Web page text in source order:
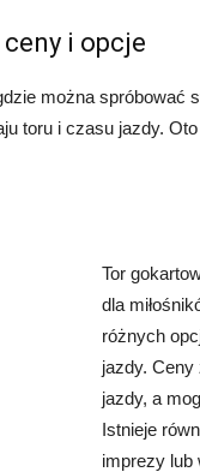
i opcje
można spróbować
toru i czasu jazdy.
Tor
dla
różnych
jazdy. Ceny
jazdy, a
Istnieje
imprezy lub